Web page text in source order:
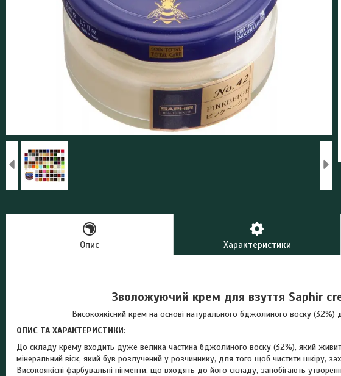
Опис Характеристики
Зволожуючий крем для взуття Saphir
Високоякісний крем на основі натурального бджолиного воску (32%)
ОПИС ТА ХАРАКТЕРИСТИКИ:
До складу крему входить дуже велика частина бджолиного воску (32%), який
мінеральний віск, який був розлучений у розчиннику, для того щоб чистити шкіру,
Високоякісні фарбувальні пігменти, що входять до його складу, запобігають